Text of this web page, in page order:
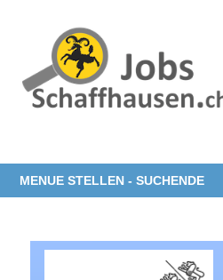
MENUE STELLEN - SUCHENDE